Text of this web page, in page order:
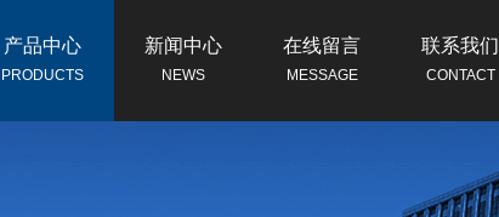
产品中心
PRODUCTS
新闻中心
NEWS
在线留言
MESSAGE
联系我们
CONTACT